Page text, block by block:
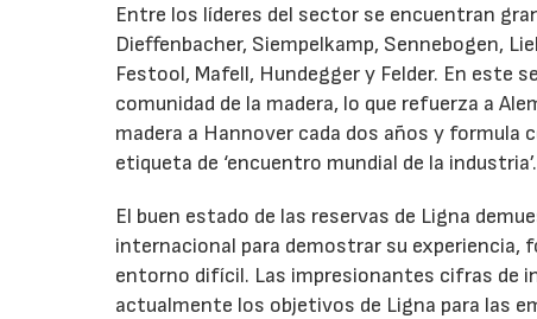
Entre los líderes del sector se encuentran
Dieffenbacher, Siempelkamp, Sennebogen,
Festool, Mafell, Hundegger y Felder. En este
comunidad de la madera, lo que refuerza a
madera a Hannover cada dos años y formula
etiqueta de ‘encuentro mundial de la industria’.
El buen estado de las reservas de Ligna
internacional para demostrar su experiencia,
entorno difícil. Las impresionantes cifras de
actualmente los objetivos de Ligna para las